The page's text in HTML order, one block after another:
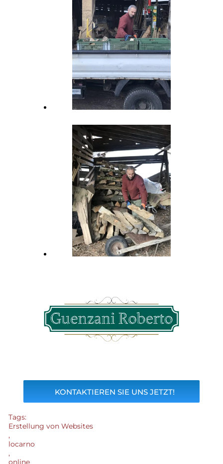
KONTAKTIEREN SIE UNS JETZT!
Tags:
Erstellung von Websites
,
locarno
,
online